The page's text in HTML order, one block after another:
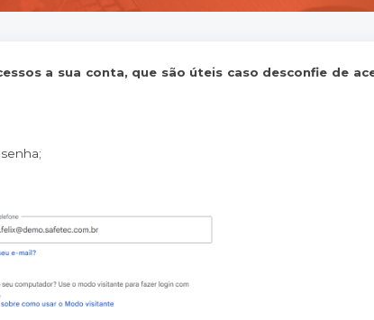
a sua conta, que são úteis caso desconfie de